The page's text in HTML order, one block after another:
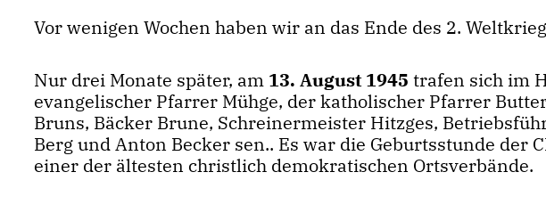
Vor wenigen Wochen haben wir an das Ende des 2.
Nur drei Monate später, am 13. August 1945 trafen sich im
evangelischer Pfarrer Mühge, der katholischer Pfarrer
Bruns, Bäcker Brune, Schreinermeister Hitzges,
Berg und Anton Becker sen.. Es war die Geburtsstunde der
einer der ältesten christlich demokratischen Ortsverbände.